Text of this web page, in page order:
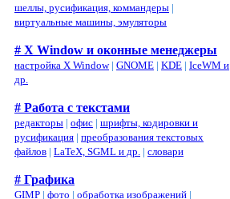
шеллы, русификация, коммандеры |
виртуальные машины, эмуляторы
# X Window и оконные менеджеры
настройка X Window| GNOME | KDE | IceWM и
др.
# Работа с текстами
редакторы | офис | шрифты, кодировки и
русификация | преобразования текстовых
файлов | LaTeX, SGML и др. | словари
# Графика
GIMP | фото | обработка изображений |